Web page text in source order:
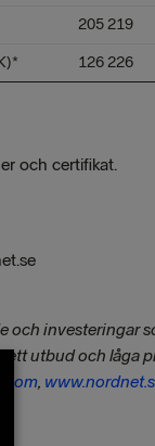
205 219
126 226
och certifikat.
och investeringar
utbud och låga
,